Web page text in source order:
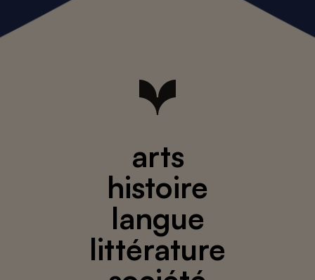
arts
histoire
langue
littérature